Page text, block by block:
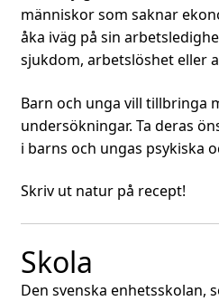
människor som saknar
åka iväg på sin
sjukdom, arbetslöshet eller
Barn och unga vill tillbringa
undersökningar. Ta deras
i barns och ungas psykiska
Skriv ut natur på recept!
Skola
Den svenska enhetsskolan,